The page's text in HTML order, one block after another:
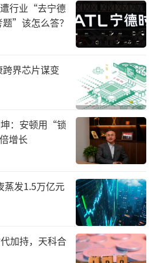
今年首季业绩超越预期，
及补贴趋向理性，加上季
层预期外卖每单经济效益
收支平衡。随着到店业务
心本地商业(CLC)将于今年
度快于该行此前预期。
日（6月1日），美团已大
元，带动恒生科技指数收
，美团继续飙升超9%，腾
超8%，京东、阿里、快手
成分股同步发力，形成"龙
行业“去宁德
”该怎么答？
界芯片谋变
：安顿用“锁
增长
蒸发1.5万亿元
加持，天科合